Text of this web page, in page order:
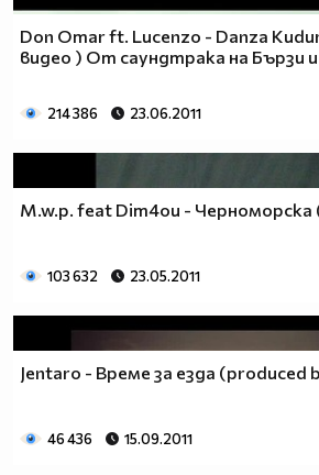
Don Omar ft. Lucenzo - Danza
видео ) От саундтрака на Бързи
214 386 23.06.2011
M.w.p. feat Dim4ou - Черноморска
103 632 23.05.2011
Jentaro - Време за езда (produced
46 436 15.09.2011